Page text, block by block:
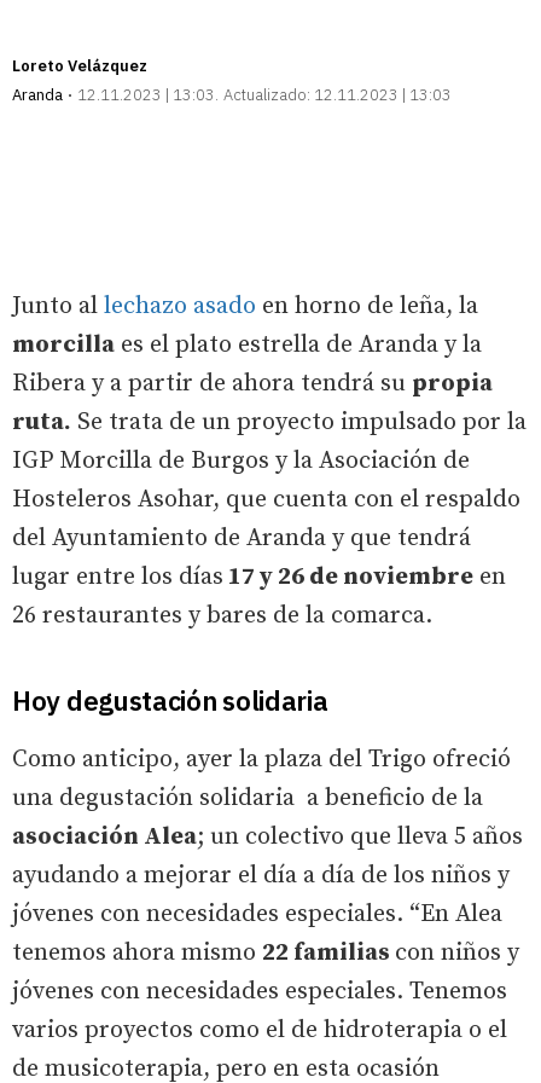
Loreto Velázquez
Aranda
12.11.2023 | 13:03 Actualizado: 12.11.2023 | 13:03
Junto al lechazo asado en horno de leña, la
morcilla es el plato estrella de Aranda y la
Ribera y a partir de ahora tendrá su propia
ruta. Se trata de un proyecto impulsado por la
IGP Morcilla de Burgos y la Asociación de
Hosteleros Asohar, que cuenta con el respaldo
del Ayuntamiento de Aranda y que tendrá
lugar entre los días 17 y 26 de noviembre en
26 restaurantes y bares de la comarca.
Hoy degustación solidaria
Como anticipo, ayer la plaza del Trigo ofreció
una degustación solidaria a beneficio de la
asociación Alea; un colectivo que lleva 5 años
ayudando a mejorar el día a día de los niños y
jóvenes con necesidades especiales. “En Alea
tenemos ahora mismo 22 familias con niños y
jóvenes con necesidades especiales. Tenemos
varios proyectos como el de hidroterapia o el
de musicoterapia, pero en esta ocasión